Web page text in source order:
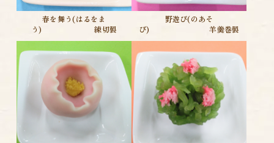
春を舞う(はるをま
う) 練切製
野遊び(のあそ
び) 羊羹巻製